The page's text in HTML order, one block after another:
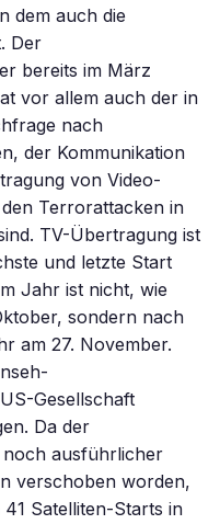
dem auch die
Der
bereits im März
vor allem auch der in
nach
der Kommunikation
von Video-
Terrorattacken in
TV-Übertragung ist
und letzte Start
Jahr ist nicht, wie
sondern nach
am 27. November.
Gesellschaft
Da der
noch ausführlicher
verschoben worden,
Satelliten-Starts in